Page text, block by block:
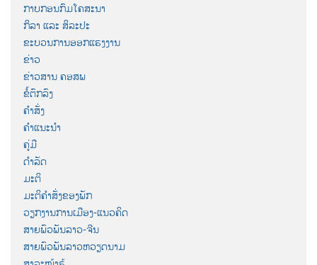
ກາບກອນກົມໂຄສະນາ
ກິລາ ແລະ ສິລະປະ
ຂະບວນການອອກແຮງງານ
ຂ່າວ
ຂ່າວສານ ຄອສພ
ຂໍ້ຕົກລົງ
ຄຳສັ່ງ
ຄຳແນະນຳ
ຄູ່ມື
ດຳລັດ
ມະຕິ
ມະຕິຄຳສັ່ງຂອງພັກ
ວຽກງານການເມືອງ-ແນວຄິດ
ສາຍພົວພັນລາວ-ຈີນ
ສາຍພົວພັນລາວຫວຽດນາມ